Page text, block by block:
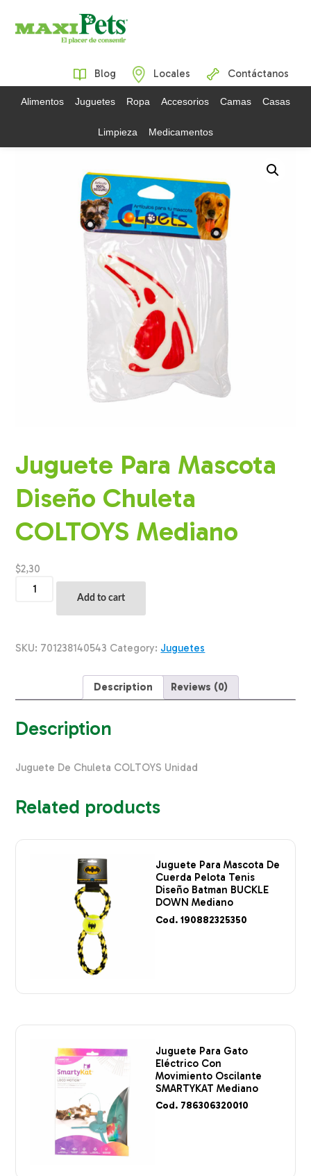
Blog Locales Contáctanos
Alimentos Juguetes Ropa Accesorios Camas Casas
Limpieza Medicamentos
Juguete Para Mascota
Diseño Chuleta
COLTOYS Mediano
$2,30
Para
COLTOYS
Add to cart
SKU: 701238140543 Category: Juguetes
Description Reviews (0)
Description
Juguete De Chuleta COLTOYS Unidad
Related products
Juguete Para Mascota De
Cuerda Pelota Tenis
Diseño Batman BUCKLE
DOWN Mediano
Cod. 190882325350
Juguete Para Gato
Eléctrico Con
Movimiento Oscilante
SMARTYKAT Mediano
Cod. 786306320010